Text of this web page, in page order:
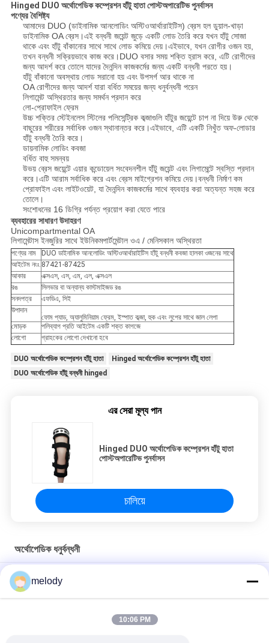
Hinged DUO অর্থোপেডিক কম্প্রেশন হাঁটু হাতা পোস্টঅপারেটিভ পুনর্বাসন
পণ্যের বৈশিষ্ট্য
আমাদের DUO (ডাইনামিক আনলোডিং অস্টিওআর্থারাইটিস) ব্রেস হল ডুয়াল-খাড়া
ডাইনামিক OA ব্রেস।এই বন্ধনী জয়েন্ট জুড়ে একটি লোড তৈরি করে যখন হাঁটু সোজা
থাকে এবং হাঁটু বাঁকানোর সাথে সাথে লোড কমিয়ে দেয়।এইভাবে, যখন রোগীর ওজন হয়,
তখন বন্ধনী সক্রিয়ভাবে কাজ করে।DUO বসার সময় শক্তি হ্রাস করে, এটি রোগীদের
জন্য আদর্শ করে তোলে যাদের দৈনন্দিন কাজকর্মের জন্য একটি বন্ধনী পরতে হয়।
হাঁটু বাঁকানো অবস্থায় লোড সরানো হয় এবং উপসর্গ আর থাকে না
OA রোগীদের জন্য আদর্শ যারা বর্ধিত সময়ের জন্য ধনুর্বন্ধনী পরেন
লিগামেন্ট অস্থিরতার জন্য সমর্থন প্রদান করে
লো-প্রোফাইল ফ্রেম
উচ্চ শক্তির স্টেইনলেস স্টিলের পলিসেন্ট্রিক কব্জাগুলি হাঁটুর জয়েন্টে চাপ না দিয়ে উরু থেকে
বাছুরের শরীরের সর্বাধিক ওজন স্থানান্তর করে।এইভাবে, এটি একটি নিখুঁত অফ-লোডার
হাঁটু বন্ধনী তৈরি করে।
ডায়নামিক লোডিং কবজা
বর্ধিত বাহু সমন্বয়
উভয় ব্রেস জয়েন্টে এয়ার কন্ডোয়েল সংবেদনশীল হাঁটু জয়েন্ট এবং লিগামেন্টে স্বস্তি প্রদান
করে।এটি আরাম সর্বাধিক করে এবং ব্রেস মাইগ্রেশন কমিয়ে দেয়।বন্ধনী নির্মাণ কম
প্রোফাইল এবং লাইটওয়েট, যা দৈনন্দিন কাজকর্মের সাথে ব্যবহার করা অত্যন্ত সহজ করে
তোলে।
সংশোধনের 16 ডিগ্রি পর্যন্ত প্রয়োগ করা যেতে পারে
ব্যবহারের সাধারণ উদাহরণ
Unicompartmental OA
লিগামেন্টাস ইনজুরির সাথে ইউনিকমপার্টমেন্টাল ওএ / মেনিসকাল অস্থিরতা
পণ্যের নাম
DUO ডাইনামিক আনলোডিং অস্টিওআর্থারাইটিস হাঁটু বন্ধনী কবজা হালকা ওজনের সাথে
আইটেম নংঃ. 87421-87425
আকার
এক্সএস, এস, এম, এল, এক্সএল
রঙ
সিলভার বা অন্যান্য কাস্টমাইজড রঙ
সনদপত্র
এফডিএ, সিই
উপাদান
ফোম প্যাড, অ্যালুমিনিয়াম ফ্রেম, ইস্পাত কব্জা, হুক এবং লুপের সাথে জাল লেপা
মোড়ক
পলিব্যাগ প্রতি আইটেম একটি শক্ত কাগজে
লোগো
গ্রাহকের লোগো দেখানো হবে
DUO অর্থোপেডিক কম্প্রেশন হাঁটু হাতা
Hinged অর্থোপেডিক কম্প্রেশন হাঁটু হাতা
DUO অর্থোপেডিক হাঁটু বন্ধনী hinged
এর সেরা মূল্য পান
Hinged DUO অর্থোপেডিক কম্প্রেশন হাঁটু হাতা
পোস্টঅপারেটিভ পুনর্বাসন
চালিয়ে
অর্থোপেডিক ধনুর্বন্ধনী
সামঞ্জস্যপূর্ণ রম কব্জির সাথে ইউনিভার্সাল সাইজের অর্থোপেডিক ব্রেসেস হাঁটু সমর্থন
Supportmelody
10:06 PM